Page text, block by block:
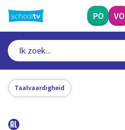
naar
hoofdinhoud
PO VO
Taalvaardigheid